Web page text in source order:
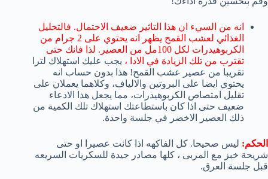
انه من السيء ان هذا التاثير ضعيف الاحتمال. فالتحليل
الغذائي لعشب القمح يظهر انه يحتوي على 2 جرام من
الكربوهيدرات لكل 100مل من العصير. لذا فانك حتى
تقترب من تلك الزيادة في الادا ، يجب عليك استهلاك لترا
تقريبا من عصير عشب القمح! هذا بدون حساب انه
يحتوي ايضا على البروتين والالياف، وكلاهما يعملان على
تقليل امتصاص الكربوهيدرات، مما يجعل هذا الادعاء
ضعيف حتى اذا كان باستطاعتك استهلاك تلك الكمية من
ذلك العصير الاخضر في جلسة واحدة.
الحكم: ليس صحيحا. كل الفاكهه اذا كانت عصيرا او حتى
شريحة خبز مع المربى ، كلها مصادر جيدة للسكريات السريعه
قبل جلسة العرق.